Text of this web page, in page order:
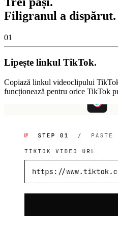
Filigranul a dispărut.
01
Lipește linkul TikTok.
Copiază linkul videoclipului
funcționează pentru orice TikTok